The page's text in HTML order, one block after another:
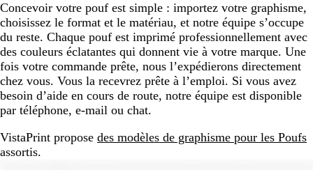
Concevoir votre pouf est simple : importez votre graphisme,
choisissez le format et le matériau, et notre équipe s’occupe
du reste. Chaque pouf est imprimé professionnellement avec
des couleurs éclatantes qui donnent vie à votre marque. Une
fois votre commande prête, nous l’expédierons directement
chez vous. Vous la recevrez prête à l’emploi. Si vous avez
besoin d’aide en cours de route, notre équipe est disponible
par téléphone, e-mail ou chat.
VistaPrint propose des modèles de graphisme pour les Poufs
assortis.